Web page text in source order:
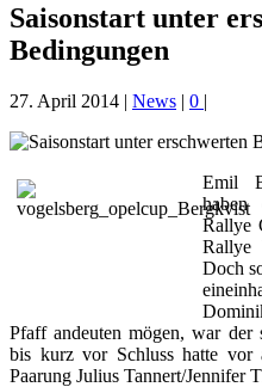
Saisonstart unter
Bedingungen
27. April 2014 | News | 0 |
Emil
Rallye
Rallye
Doch
Pfaff andeuten mögen, war der
bis kurz vor Schluss hatte vor
Paarung Julius Tannert/Jennifer